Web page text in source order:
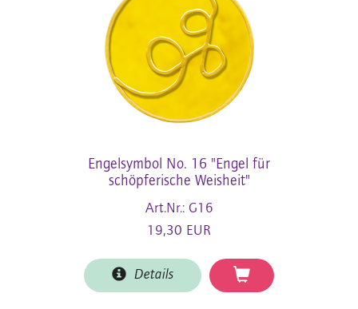
Engelsymbol No. 16 "Engel für
schöpferische Weisheit"
Art.Nr.: G16
19,30 EUR
Details